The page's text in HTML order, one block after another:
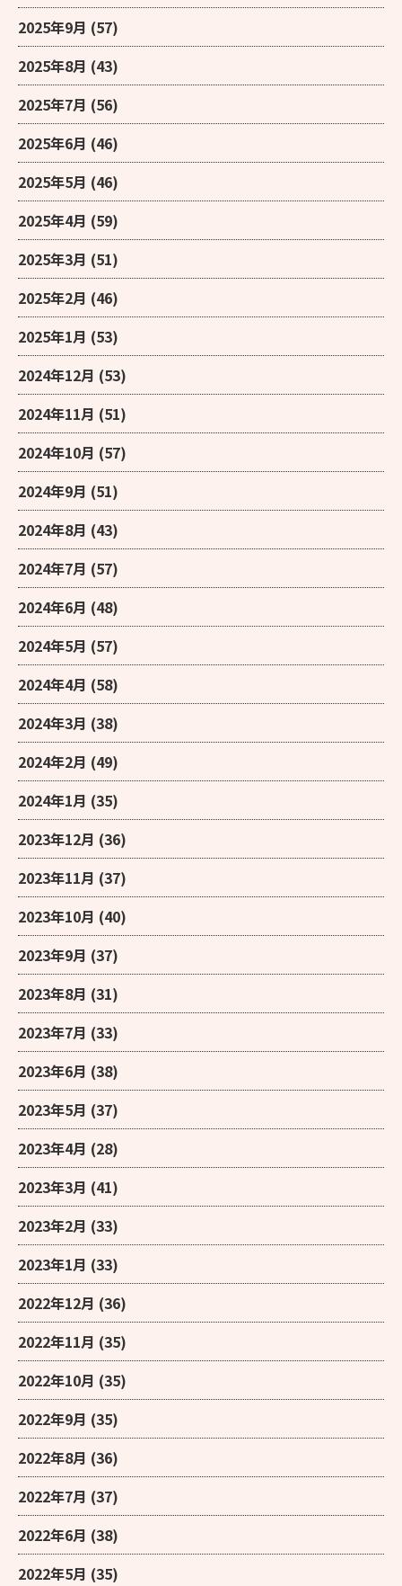
2025年9月 (57)
2025年8月 (43)
2025年7月 (56)
2025年6月 (46)
2025年5月 (46)
2025年4月 (59)
2025年3月 (51)
2025年2月 (46)
2025年1月 (53)
2024年12月 (53)
2024年11月 (51)
2024年10月 (57)
2024年9月 (51)
2024年8月 (43)
2024年7月 (57)
2024年6月 (48)
2024年5月 (57)
2024年4月 (58)
2024年3月 (38)
2024年2月 (49)
2024年1月 (35)
2023年12月 (36)
2023年11月 (37)
2023年10月 (40)
2023年9月 (37)
2023年8月 (31)
2023年7月 (33)
2023年6月 (38)
2023年5月 (37)
2023年4月 (28)
2023年3月 (41)
2023年2月 (33)
2023年1月 (33)
2022年12月 (36)
2022年11月 (35)
2022年10月 (35)
2022年9月 (35)
2022年8月 (36)
2022年7月 (37)
2022年6月 (38)
2022年5月 (35)